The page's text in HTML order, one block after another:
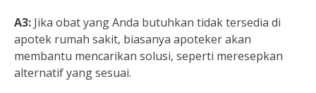
A3: Jika obat yang Anda butuhkan tidak tersedia di
apotek rumah sakit, biasanya apoteker akan
membantu mencarikan solusi, seperti meresepkan
alternatif yang sesuai.